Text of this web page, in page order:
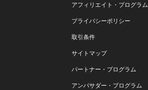
アフィリエイト・プログラム
プライバシーポリシー
取引条件
サイトマップ
パートナー・プログラム
アンバサダー・プログラム